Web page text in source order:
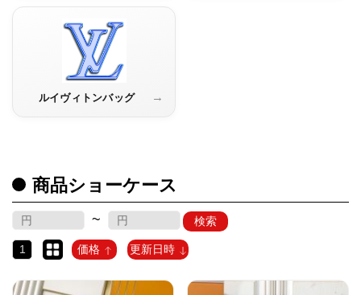
ブランド バッ
バッグ種類
ルイヴィトンバッグ →
商品ショーケース
~ 検索
1 価格 更新日時